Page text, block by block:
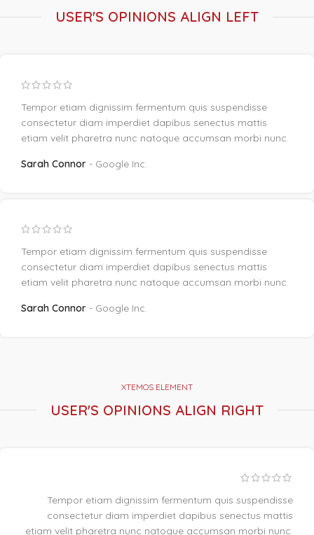
USER'S OPINIONS ALIGN LEFT
Tempor etiam dignissim fermentum quis suspendisse
consectetur diam imperdiet dapibus senectus mattis
etiam velit pharetra nunc natoque accumsan morbi nunc.
Sarah Connor Google Inc.
Tempor etiam dignissim fermentum quis suspendisse
consectetur diam imperdiet dapibus senectus mattis
etiam velit pharetra nunc natoque accumsan morbi nunc.
Sarah Connor Google Inc.
XTEMOS ELEMENT
USER'S OPINIONS ALIGN RIGHT
Tempor etiam dignissim fermentum quis suspendisse
consectetur diam imperdiet dapibus senectus mattis
etiam velit pharetra nunc natoque accumsan morbi nunc.